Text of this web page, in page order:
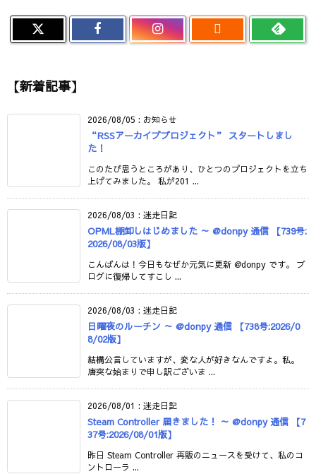

【新着記事】
2026/08/05 : お知らせ
“RSSアーカイブプロジェクト” スタートしまし
た！
このたび思うところがあり、ひとつのプロジェクトを立ち
上げてみました。 私が201 ...
2026/08/03 : 迷走日記
OPML棚卸しはじめました ～ @donpy 通信 【739号:
2026/08/03版】
こんばんは！今日もなぜか元気に更新 @donpy です。 ブ
ログに復帰してすこし ...
2026/08/03 : 迷走日記
日曜夜のルーチン ～ @donpy 通信 【738号:2026/0
8/02版】
結構公言していますが、変な人が好きなんですよ。私。
唐突な始まりで申し訳ございま ...
2026/08/01 : 迷走日記
Steam Controller 届きました！ ～ @donpy 通信 【7
37号:2026/08/01版】
昨日 Steam Controller 再販のニュースを受けて、私のコ
ントローラ ...